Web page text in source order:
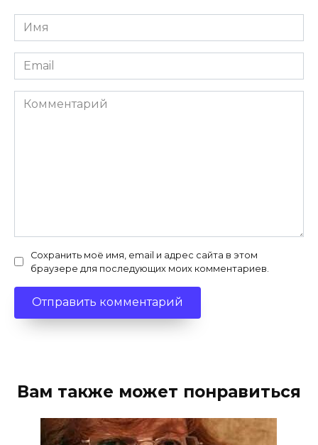
Имя
*
Email
*
Комментарий
Сохранить моё имя, email и адрес сайта в этом
браузере для последующих моих комментариев.
Вам также может понравиться